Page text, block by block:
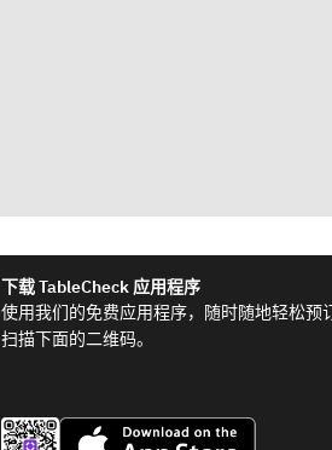
下载 TableCheck 应用程序
使用我们的免费应用程序，随时随地轻松预
扫描下面的二维码。